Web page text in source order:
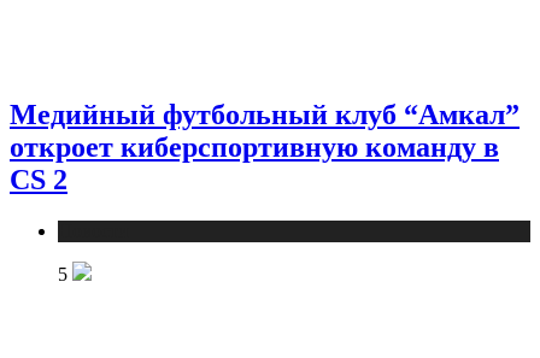
Медийный футбольный клуб “Амкал”
откроет киберспортивную команду в
CS 2
5